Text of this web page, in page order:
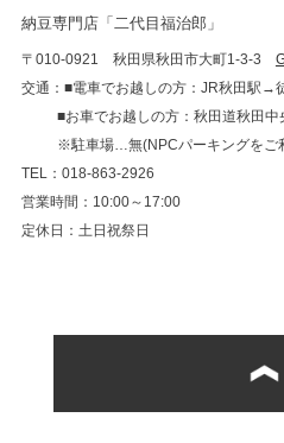
納豆専門店「二代目福治郎」
〒010-0921 秋田県秋田市大町1-3-3
交通：■電車でお越しの方：JR秋田駅→
■お車でお越しの方：秋田道秋田中
※駐車場…無(NPCパーキングをご
TEL：018-863-2926
営業時間：10:00～17:00
定休日：土日祝祭日